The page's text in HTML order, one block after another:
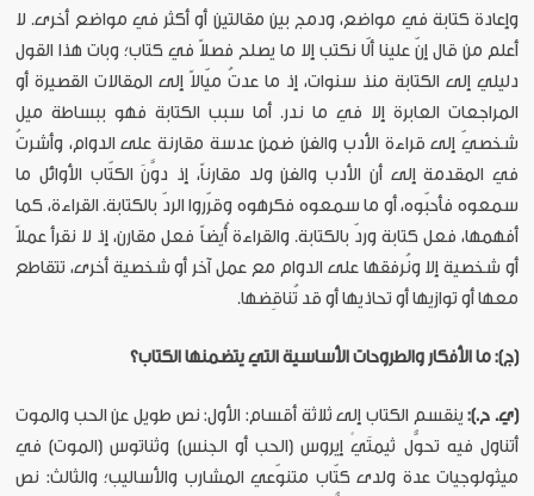
وإعادة كتابة في مواضع، ودمج بين مقالتين أو أكثر في مواضع أخرى. لا
أعلم من قال إنّ علينا ألّا نكتب إلا ما يصلح فصلاً في كتاب؛ وبات هذا القول
دليلي إلى الكتابة منذ سنوات، إذ ما عدتُ ميّالاً إلى المقالات القصيرة أو
المراجعات العابرة إلا في ما ندر. أما سبب الكتابة فهو ببساطة ميل
شخصيّ إلى قراءة الأدب والفن ضمن عدسة مقارنة على الدوام، وأشرتُ
في المقدمة إلى أن الأدب والفن ولد مقارناً، إذ دوَّنَ الكتّاب الأوائل ما
سمعوه فأحبّوه، أو ما سمعوه فكرهوه وقرّروا الردّ بالكتابة. القراءة، كما
أفهمها، فعل كتابة وردّ بالكتابة. والقراءة أُيضاً فعل مقارن، إذ لا نقرأ عملاً
أو شخصية إلا ونُرفقها على الدوام مع عمل آخر أو شخصية أخرى، تتقاطع
معها أو توازيها أو تحاذيها أو قد تُناقِضها.
(ج): ما الأفكار والطروحات الأساسية التي يتضمنها الكتاب؟
(ي. ح.):ينقسم الكتاب إلى ثلاثة أقسام: الأول: نص طويل عن الحب والموت
أتناول فيه تحوُّل ثيمتَيْ إيروس (الحب أو الجنس) وثناتوس (الموت) في
ميثولوجيات عدة ولدى كتّاب متنوّعي المشارب والأساليب؛ والثالث: نص